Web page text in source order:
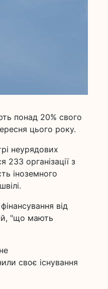
понад 20% свого
цього року.
неурядових
233 організації з
іноземного
від
"що мають
своє існування